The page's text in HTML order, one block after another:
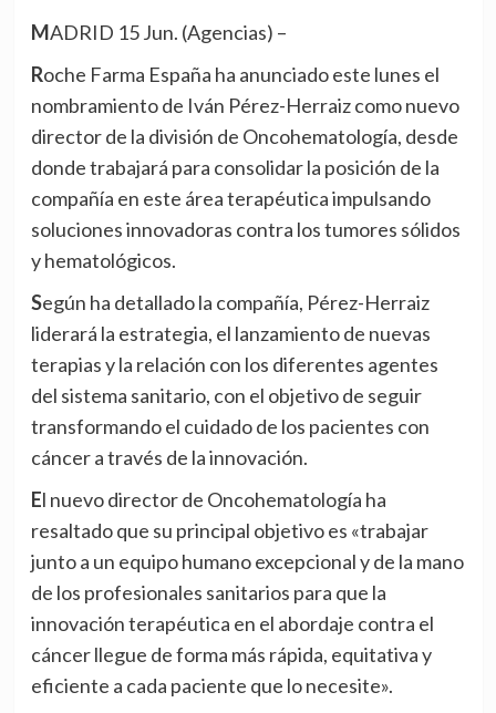
MADRID 15 Jun. (Agencias) –
Roche Farma España ha anunciado este lunes el
nombramiento de Iván Pérez-Herraiz como nuevo
director de la división de Oncohematología, desde
donde trabajará para consolidar la posición de la
compañía en este área terapéutica impulsando
soluciones innovadoras contra los tumores sólidos
y hematológicos.
Según ha detallado la compañía, Pérez-Herraiz
liderará la estrategia, el lanzamiento de nuevas
terapias y la relación con los diferentes agentes
del sistema sanitario, con el objetivo de seguir
transformando el cuidado de los pacientes con
cáncer a través de la innovación.
El nuevo director de Oncohematología ha
resaltado que su principal objetivo es «trabajar
junto a un equipo humano excepcional y de la mano
de los profesionales sanitarios para que la
innovación terapéutica en el abordaje contra el
cáncer llegue de forma más rápida, equitativa y
eficiente a cada paciente que lo necesite».